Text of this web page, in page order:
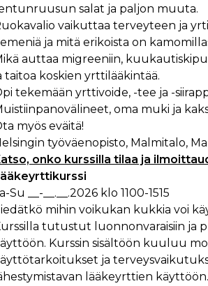
salat ja paljon muuta.
vaikuttaa terveyteen ja
ja mitä erikoista on
auttaa migreeniin,
taitoa koskien yrttilääkintää.
tekemään yrttivoide, -tee ja -
oma muki ja
myös eväitä!
työväenopisto, Malmitalo,
onko kurssilla tilaa ja
Su __-__.__.2026 klo 1100-1515
mihin voikukan kukkia voi
tutustut luonnonvaraisiin ja
Kurssin sisältöön kuuluu
ja
lääkeyrttien